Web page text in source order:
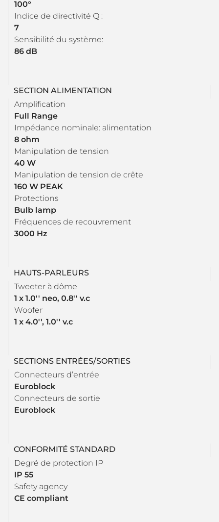
100°
Indice de directivité Q :
7
Sensibilité du système:
86 dB
SECTION ALIMENTATION
Amplification
Full Range
Impédance nominale: alimentation
8 ohm
Manipulation de tension
40 W
Manipulation de tension de crête
160 W PEAK
Protections
Bulb lamp
Fréquences de recouvrement
3000 Hz
HAUTS-PARLEURS
Tweeter à dôme
1 x 1.0'' neo, 0.8'' v.c
Woofer
1 x 4.0'', 1.0'' v.c
SECTIONS ENTRÉES/SORTIES
Connecteurs d’entrée
Euroblock
Connecteurs de sortie
Euroblock
CONFORMITÉ STANDARD
Degré de protection IP
IP 55
Safety agency
CE compliant